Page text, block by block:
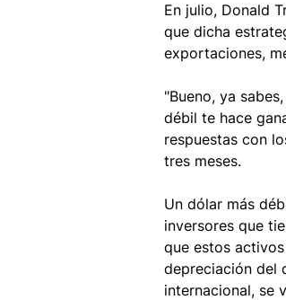
En julio, Donald
que dicha
exportaciones,
"Bueno, ya
débil te hace
respuestas con
tres meses.
Un dólar más
inversores que
que estos
depreciación del
internacional, se